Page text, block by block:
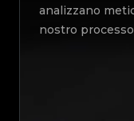
analizzano
nostro